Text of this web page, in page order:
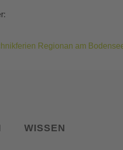
Regionan am
WISSEN